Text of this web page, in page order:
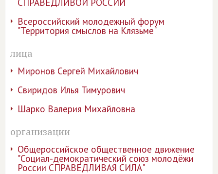
Всероссийский молодежный форум
"Территория смыслов на Клязьме"
лица
Миронов Сергей Михайлович
Свиридов Илья Тимурович
Шарко Валерия Михайловна
организации
Общероссийское общественное движение
"Социал-демократический союз молодёжи
России СПРАВЕДЛИВАЯ СИЛА"